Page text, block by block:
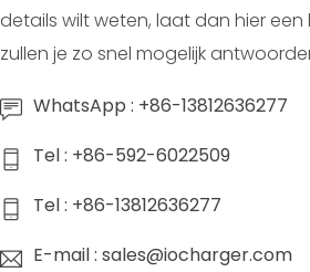
details wilt weten, laat dan hier
zullen je zo snel mogelijk
WhatsApp : +86-13812636277
Tel : +86-592-6022509
Tel : +86-13812636277
E-mail : sales@iocharger.com